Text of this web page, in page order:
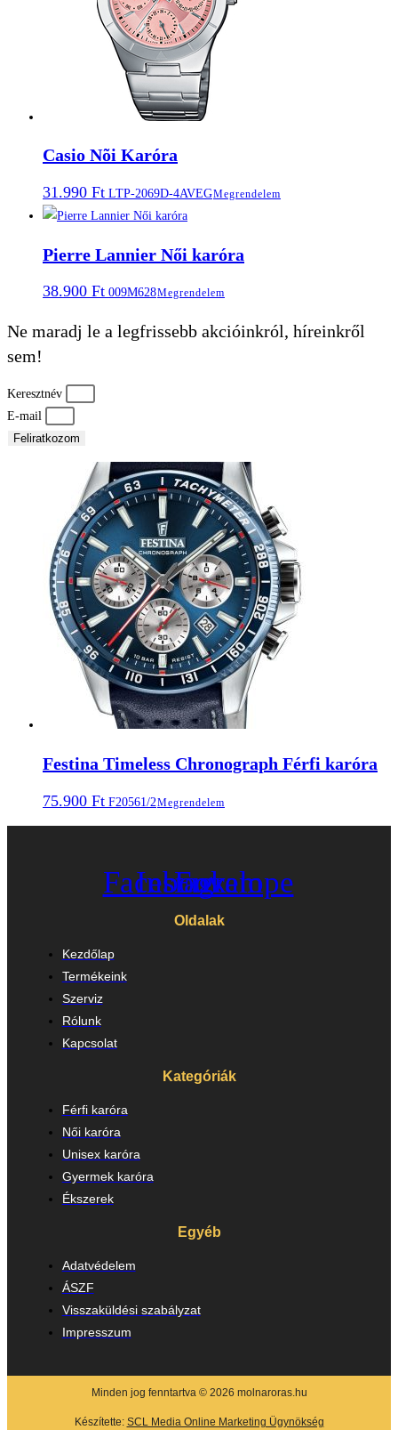
Casio Nõi Karóra
31.990 Ft LTP-2069D-4AVEGMegrendelem
Pierre Lannier Női karóra
38.900 Ft 009M628Megrendelem
Ne maradj le a legfrissebb akcióinkról, híreinkről
sem!
Keresztnév
E-mail
Feliratkozom
Festina Timeless Chronograph Férfi karóra
75.900 Ft F20561/2Megrendelem
Facebook
Instagram
Envelope
Oldalak
Kezdőlap
Termékeink
Szerviz
Rólunk
Kapcsolat
Kategóriák
Férfi karóra
Női karóra
Unisex karóra
Gyermek karóra
Ékszerek
Egyéb
Adatvédelem
ÁSZF
Visszaküldési szabályzat
Impresszum
Minden jog fenntartva © 2026 molnaroras.hu
Készítette: SCL Media Online Marketing Ügynökség